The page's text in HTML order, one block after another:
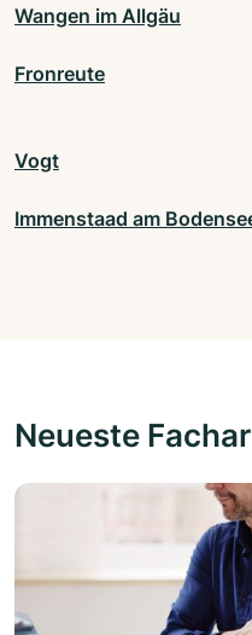
Wangen im Allgäu
Fronreute
Vogt
Immenstaad am
Neueste